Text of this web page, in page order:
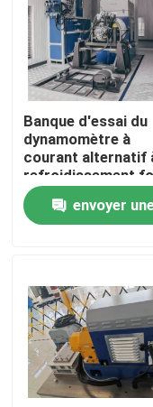
À la maison
Produits
À propos de nous
Contrôle qualité
Contactez-nous
Banque d'essai du
dynamomètre à
courant alternatif
refroidissement
envoyer